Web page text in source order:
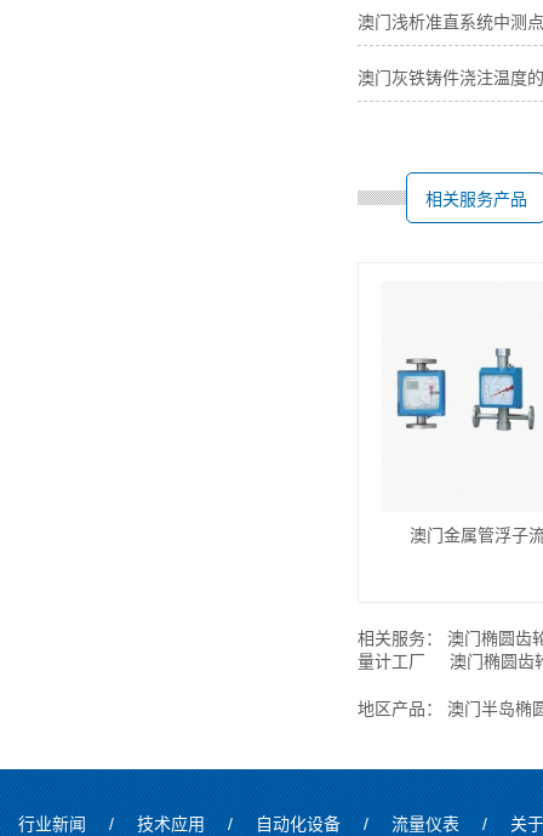
澳门浅析准直系统中测
澳门灰铁铸件浇注温度
相关服务产品
澳门金属管浮子
相关服务： 澳门椭圆齿
量计工厂
澳门椭圆齿
地区产品： 澳门半岛椭
行业新闻 / 技术应用 / 自动化设备 / 流量仪表 / 关